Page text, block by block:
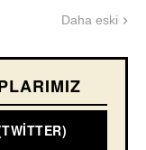
Daha eski